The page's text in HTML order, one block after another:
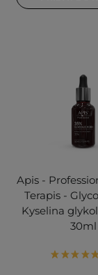
Apis -
Terapis -
Kyselina
30ml